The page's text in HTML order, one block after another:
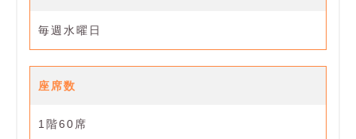
毎週水曜日
座席数
1階60席